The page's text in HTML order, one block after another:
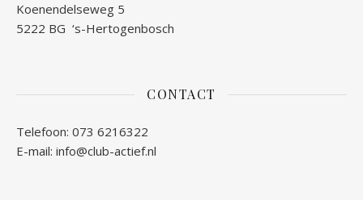
Koenendelseweg 5
5222 BG ‘s-Hertogenbosch
CONTACT
Telefoon: 073 6216322
E-mail: info@club-actief.nl